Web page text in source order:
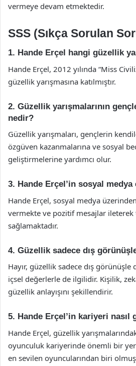
vermeye devam etmektedir.
SSS (Sıkça Sorulan
1. Hande Erçel hangi güzellik
Hande Erçel, 2012 yılında “Miss
güzellik yarışmasına katılmıştır.
2. Güzellik yarışmalarının
nedir?
Güzellik yarışmaları, gençlerin
özgüven kazanmalarına ve sosyal
geliştirmelerine yardımcı olur.
3. Hande Erçel’in sosyal
Hande Erçel, sosyal medya
vermekte ve pozitif mesajlar
sağlamaktadır.
4. Güzellik sadece dış
Hayır, güzellik sadece dış görünüşle
içsel değerlerle de ilgilidir. Kişilik,
güzellik anlayışını şekillendirir.
5. Hande Erçel’in kariyeri nasıl
Hande Erçel, güzellik
oyunculuk kariyerinde önemli bir
en sevilen oyuncularından biri